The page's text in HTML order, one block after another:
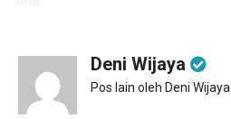
Deni Wijaya
Pos lain oleh Deni Wijaya